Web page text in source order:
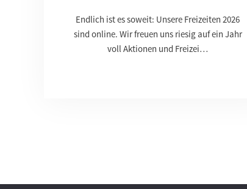
Endlich ist es soweit: Unsere Freizeiten 2026
sind online. Wir freuen uns riesig auf ein Jahr
voll Aktionen und Freizei…